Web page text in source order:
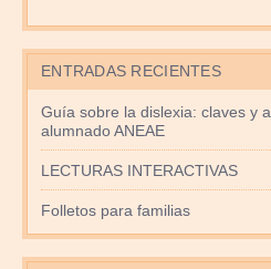
ENTRADAS RECIENTES
Guía sobre la dislexia: claves y
alumnado ANEAE
LECTURAS INTERACTIVAS
Folletos para familias